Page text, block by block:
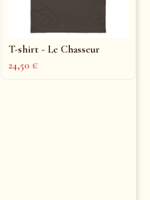
T-shirt - Le Chasseur
24,50 €